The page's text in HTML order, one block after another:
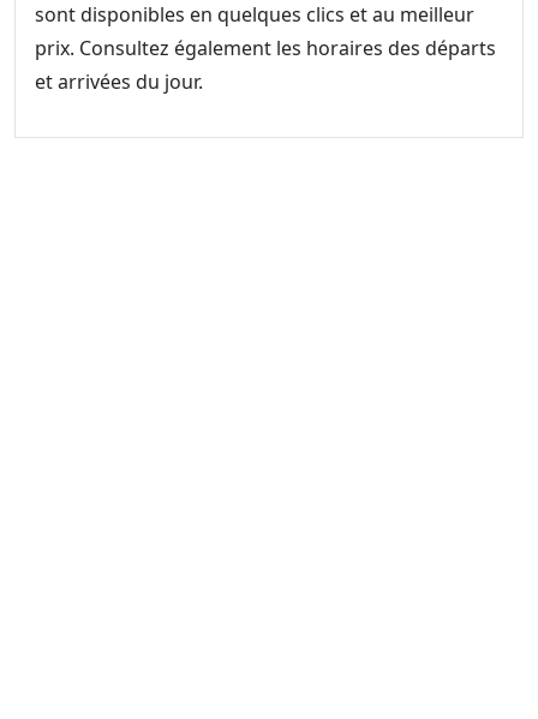
sont disponibles en quelques clics et au meilleur
prix. Consultez également les horaires des départs
et arrivées du jour.